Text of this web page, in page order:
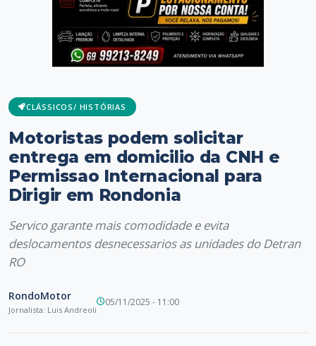
CLÁSSICOS/ HISTÓRIAS
Motoristas podem solicitar
entrega em domicilio da CNH e
Permissao Internacional para
Dirigir em Rondonia
Servico garante mais comodidade e evita
deslocamentos desnecessarios as unidades do Detran
RO
RondoMotor
Jornalista: Luis Andreoli
05/11/2025 - 11:00